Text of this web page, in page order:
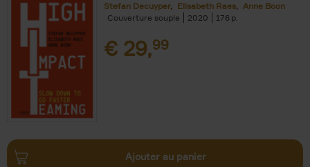
Stefan Decuyper Elisabeth Raes
Anne Boon
Couverture souple
2020 176
€ 29,99
Ajouter au panier